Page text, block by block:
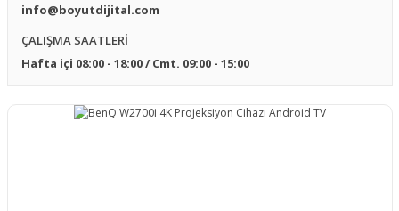
info@boyutdijital.com
ÇALIŞMA SAATLERİ
Hafta içi 08:00 - 18:00 / Cmt. 09:00 - 15:00